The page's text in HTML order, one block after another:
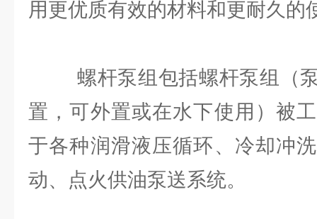
用更优质有效的材料和更耐久的
螺杆泵组包括螺杆泵组（泵
置，可外置或在水下使用）被
于各种润滑液压循环、冷却冲
动、点火供油泵送系统。